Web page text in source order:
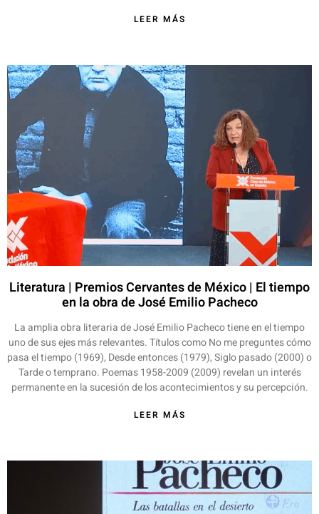
LEER MÁS
Literatura | Premios Cervantes de México | El tiempo
en la obra de José Emilio Pacheco
La amplia obra literaria de José Emilio Pacheco tiene en el tiempo
uno de sus ejes más relevantes. Títulos como No me preguntes cómo
pasa el tiempo (1969), Desde entonces (1979), Siglo pasado (2000) o
Tarde o temprano. Poemas 1958-2009 (2009) revelan un interés
permanente en la sucesión de los acontecimientos y su percepción.
LEER MÁS